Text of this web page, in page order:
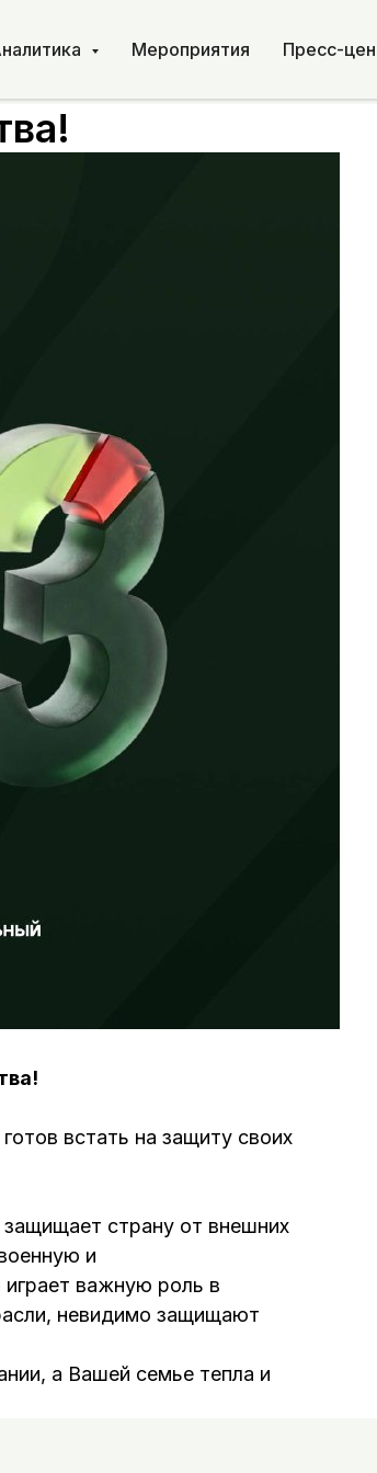
Мероприятия Пресс-
встать на защиту своих
страну от внешних
и
играет важную роль в
невидимо защищают
а Вашей семье тепла и